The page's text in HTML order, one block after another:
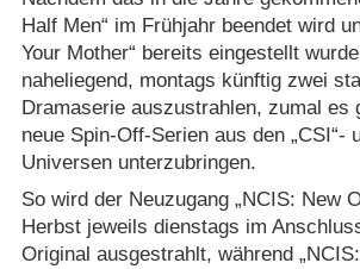
Half Men“ im Frühjahr beendet wird
Your Mother“ bereits eingestellt
naheliegend, montags künftig zwei
Dramaserie auszustrahlen, zumal es
neue Spin-Off-Serien aus den „CSI“-
Universen unterzubringen.
So wird der Neuzugang „NCIS: New
Herbst jeweils dienstags im
Original ausgestrahlt, während